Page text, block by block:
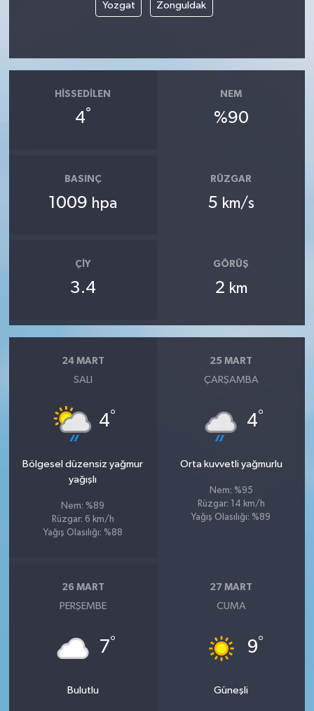
Yozgat Zonguldak
HISSEDILEN
4°
NEM
%90
BASINÇ
1009 hpa
RÜZGAR
5 km/s
ÇIY
3.4
GÖRÜŞ
2 km
24 MART
SALI
4°
Bölgesel düzensiz yağmur
yağışlı
Nem: %89
Rüzgar: 6 km/h
Yağış Olasılığı: %88
25 MART
ÇARŞAMBA
4°
Orta kuvvetli yağmurlu
Nem: %95
Rüzgar: 14 km/h
Yağış Olasılığı: %89
26 MART
PERŞEMBE
7°
Bulutlu
27 MART
CUMA
9°
Güneşli